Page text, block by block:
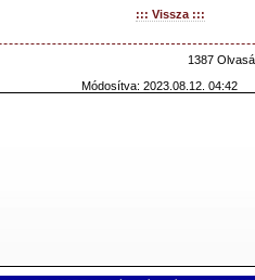
::: Vissza :::
1387
Módosítva: 2023.08.12. 04:42